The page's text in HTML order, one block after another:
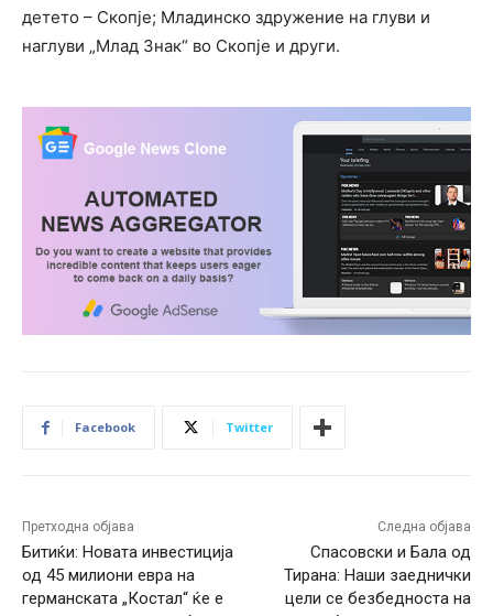
детето – Скопје; Младинско здружение на глуви и
наглуви „Млад Знак“ во Скопје и други.
Facebook Twitter
Претходна објава
Битиќи: Новата инвестиција
од 45 милиони евра на
германската „Костал“ ќе е
Следна објава
Спасовски и Бала од
Тирана: Наши заеднички
цели се безбедноста на